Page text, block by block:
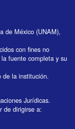
de México (UNAM),
con fines no
fuente completa y su
de la institución.
Jurídicas.
de dirigirse a: